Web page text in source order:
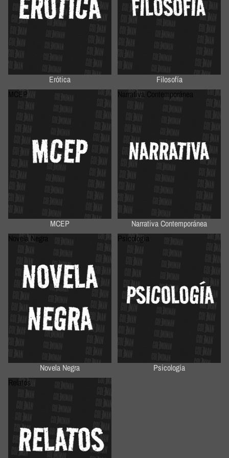
Erótica
Filosofía
MCEP
MCEP
Narrativa Contemporánea
Narrativa Contemporánea
Novela Negra
Novela Negra
Psicología
Psicología
Relatos